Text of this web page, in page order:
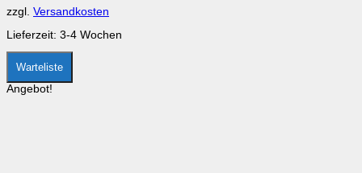
der
Produktseite
gewählt
werden
zzgl. Versandkosten
Lieferzeit: 3-4 Wochen
Warteliste
Angebot!